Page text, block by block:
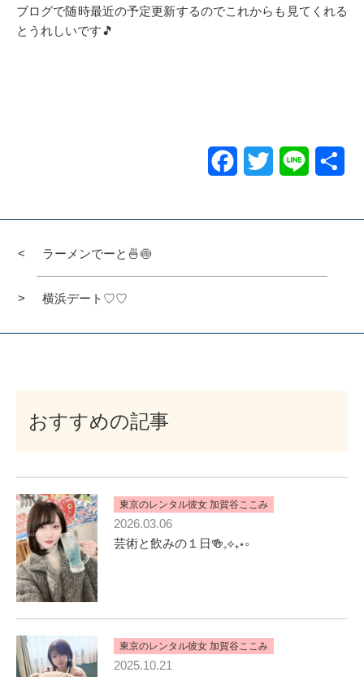
ブログで随時最近の予定更新するのでこれからも見てくれる
とうれしいです🎵
Facebook
Twitter Line
ラーメンでーと🍜🍥
横浜デート♡♡
おすすめの記事
東京のレンタル彼女 加賀谷ここみ
2026.03.06
芸術と飲みの１日🍻𓈒⟡₊⋆∘
東京のレンタル彼女 加賀谷ここみ
2025.10.21